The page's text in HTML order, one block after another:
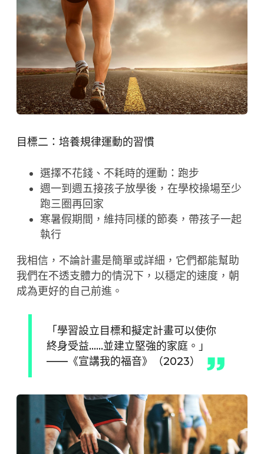
目標二：培養規律運動的習慣
選擇不花錢、不耗時的運動：跑步
週一到週五接孩子放學後，在學校操場至少
跑三圈再回家
寒暑假期間，維持同樣的節奏，帶孩子一起
執行
我相信，不論計畫是簡單或詳細，它們都能幫助
我們在不透支體力的情況下，以穩定的速度，朝
成為更好的自己前進。
「學習設立目標和擬定計畫可以使你
終身受益……並建立堅強的家庭。」
——《宣講我的福音》（2023）